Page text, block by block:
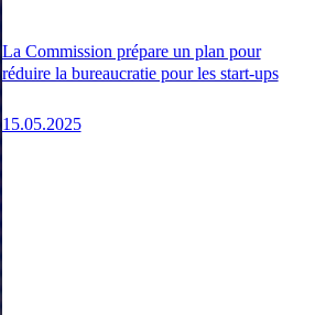
La Commission prépare un plan pour
réduire la bureaucratie pour les start-ups
15.05.2025